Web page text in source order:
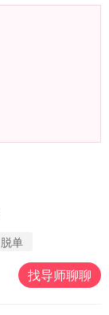
脱单
找导师聊聊